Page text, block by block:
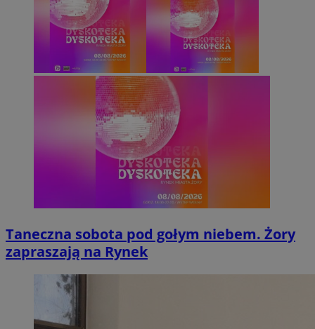
Taneczna sobota pod gołym niebem. Żory
zapraszają na Rynek